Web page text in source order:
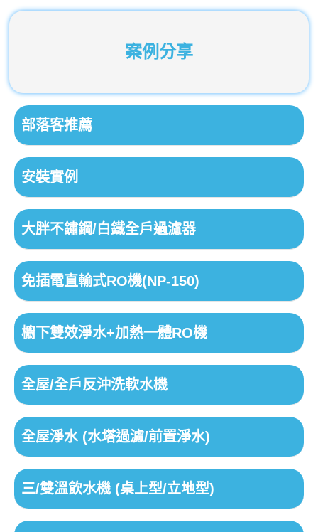
案例分享
部落客推薦
安裝實例
大胖不鏽鋼/白鐵全戶過濾器
免插電直輸式RO機(NP-150)
櫥下雙效淨水+加熱一體RO機
全屋/全戶反沖洗軟水機
全屋淨水 (水塔過濾/前置淨水)
三/雙溫飲水機 (桌上型/立地型)